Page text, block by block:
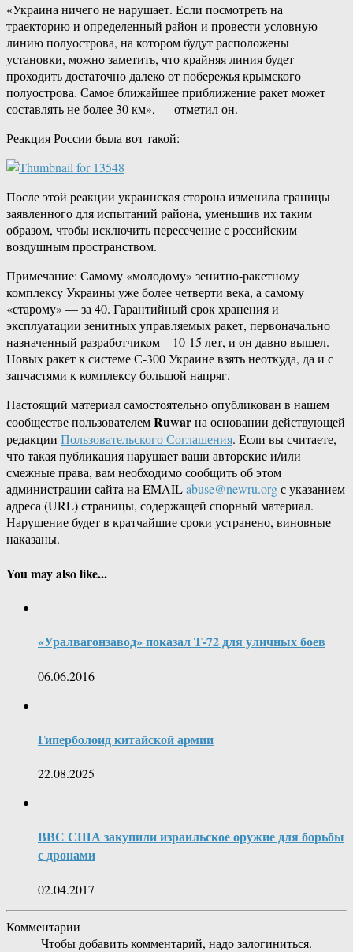
«Украина ничего не нарушает. Если посмотреть на
траекторию и определенный район и провести условную
линию полуострова, на котором будут расположены
установки, можно заметить, что крайняя линия будет
проходить достаточно далеко от побережья крымского
полуострова. Самое ближайшее приближение ракет может
составлять не более 30 км», — отметил он.
Реакция России была вот такой:
После этой реакции украинская сторона изменила границы
заявленного для испытаний района, уменьшив их таким
образом, чтобы исключить пересечение с российским
воздушным пространством.
Примечание: Самому «молодому» зенитно-ракетному
комплексу Украины уже более четверти века, а самому
«старому» — за 40. Гарантийный срок хранения и
эксплуатации зенитных управляемых ракет, первоначально
назначенный разработчиком – 10-15 лет, и он давно вышел.
Новых ракет к системе С-300 Украине взять неоткуда, да и с
запчастями к комплексу большой напряг.
Настоящий материал самостоятельно опубликован в нашем
сообществе пользователемRuwarна основании действующей
редакции Пользовательского Соглашения. Если вы считаете,
что такая публикация нарушает ваши авторские и/или
смежные права, вам необходимо сообщить об этом
администрации сайта на EMAILabuse@newru.orgс указанием
адреса (URL) страницы, содержащей спорный материал.
Нарушение будет в кратчайшие сроки устранено, виновные
наказаны.
You may also like...
«Уралвагонзавод» показал Т-72 для уличных боев
06.06.2016
Гиперболоид китайской армии
22.08.2025
ВВС США закупили израильское оружие для борьбы
с дронами
02.04.2017
Комментарии
Чтобы добавить комментарий, надо залогиниться.